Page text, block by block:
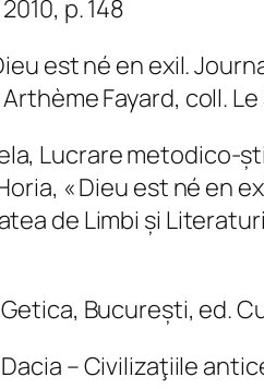
p. 148
est né en exil.
Fayard, coll.
Lucrare metodico-
« Dieu est né en
de Limbi și
București, ed.
Dacia – Civilizaţiile